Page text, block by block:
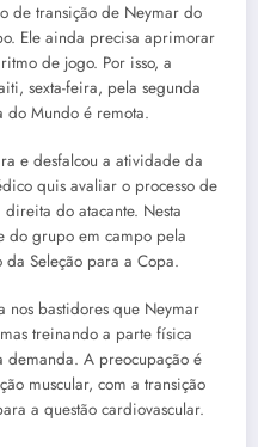
de transição de Neymar do
Ele ainda precisa aprimorar
de jogo. Por isso, a
sexta-feira, pela segunda
do Mundo é remota.
e desfalcou a atividade da
quis avaliar o processo de
do atacante. Nesta
do grupo em campo pela
Seleção para a Copa.
nos bastidores que Neymar
treinando a parte física
demanda. A preocupação é
muscular, com a transição
a questão cardiovascular.